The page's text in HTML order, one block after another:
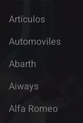
Artículos
Automoviles
Abarth
Aiways
Alfa Romeo